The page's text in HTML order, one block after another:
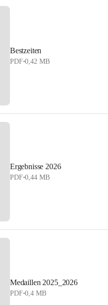
Bestzeiten
PDF•0,42 MB
Ergebnisse 2026
PDF•0,44 MB
Medaillen 2025_2026
PDF•0,4 MB